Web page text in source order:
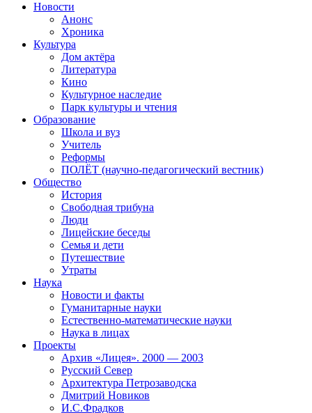
Новости
Анонс
Хроника
Культура
Дом актёра
Литература
Кино
Культурное наследие
Парк культуры и чтения
Образование
Школа и вуз
Учитель
Реформы
ПОЛЁТ (научно-педагогический вестник)
Общество
История
Свободная трибуна
Люди
Лицейские беседы
Семья и дети
Путешествие
Утраты
Наука
Новости и факты
Гуманитарные науки
Естественно-математические науки
Наука в лицах
Проекты
Архив «Лицея». 2000 — 2003
Русский Север
Архитектура Петрозаводска
Дмитрий Новиков
И.С.Фрадков